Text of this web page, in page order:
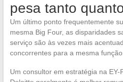
pesa tanto
Um último ponto frequentemente
mesma Big Four, as disparidades
serviço são às vezes mais
concorrentes para a mesma
Um consultor em estratégia na